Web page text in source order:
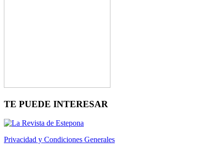
TE PUEDE INTERESAR
Privacidad y Condiciones Generales